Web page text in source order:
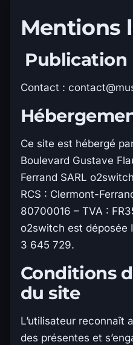
Mentions
Publication
Contact :
Ce site est hébergé
Boulevard Gustave
Ferrand SARL
RCS : Clermont-
80700016 – TVA :
o2switch est déposée
3 645 729.
Conditions
du site
L’utilisateur reconnaît
des présentes et